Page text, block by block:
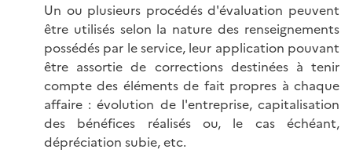
Un ou plusieurs procédés d'évaluation peuvent
être utilisés selon la nature des renseignements
possédés par le service, leur application pouvant
être assortie de corrections destinées à tenir
compte des éléments de fait propres à chaque
affaire : évolution de l'entreprise, capitalisation
des bénéfices réalisés ou, le cas échéant,
dépréciation subie, etc.